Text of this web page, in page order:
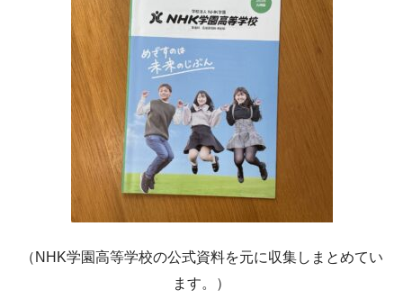
（NHK学園高等学校の公式資料を元に収集しまとめてい
ます。）